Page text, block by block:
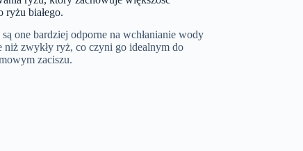
białego.
one bardziej odporne na wchłanianie wody
niż zwykły ryż, co czyni go idealnym do
zaciszu.